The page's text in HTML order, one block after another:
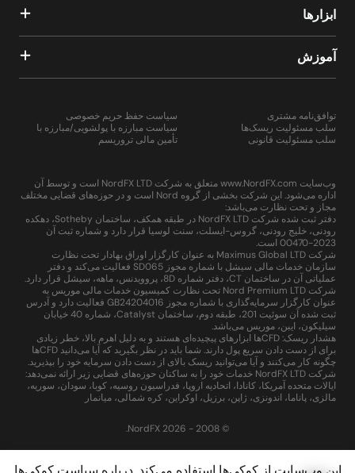
ابزارها
آموزش
توافق‌نامه مشتری
سلب مسئولیت ریسک‌ها
سلب مسئولیت قانونی
سیاست حفظ حریم خصوصی
سیاست مبارزه با پولشویی/مبارزه با
تأمین مالی تروریسم
وب‌سایت www.NordFX.com متعلق به شرکت NordFX LTD است و توسط آن
اداره می‌شود. این شرکت بخشی از گروه Nord است و در حوزه‌های قضایی مختلف
مجاز و تحت نظارت می‌باشد:
دفتر ثبت شده شرکت NordFX LTD در طبقه همکف، ساختمان Sotheby، دهکده
رودنی، خلیج رودنی، گروس-ایسلت، سنت لوسیا قرار دارد و شماره ثبت آن
2023-00470 است.
شرکت Maximus Global LTD به عنوان کارگزار اوراق بهادار تحت نظارت
سازمان خدمات مالی سیشل با شماره مجوز SD065 فعالیت می‌کند و دفتر
عملیاتی آن در ساختمان CT، دفتر شماره 8D، پروویدنس، ماهه، سیشل قرار دارد.
شرکت Nord Premium LTD تحت نظارت کمیسیون خدمات مالی موریس به
عنوان کارگزار سرمایه‌گذاری با شماره مجوز GB24204016 فعالیت دارد و آدرس
ثبت شده آن سوئیت 201، طبقه دوم، ساختمان Catalyst، شماره 40 خیابان
سیلیکون، ایبن، موریس می‌باشد.
هشدار ریسک: CFDها ابزارهای پیچیده‌ای هستند و به دلیل اهرم بالا، خطر زیادی
برای از دست دادن سریع پول دارند. شما باید در نظر بگیرید که آیا می‌دانید CFDها
چگونه کار می‌کنند و آیا می‌توانید ریسک بالای از دست دادن سرمایه خود را بپذیرید.
شرکت NordFX LTD خدمات خود را به ساکنان حوزه‌های قضایی زیر ارائه نمی‌دهد:
ایالات متحده آمریکا، کانادا، اتحادیه اروپا، فدراسیون روسیه، کوبا، سودان، سوریه،
مالزی، پاناما، اندونزی، ژاپن، برزیل، اوکراین، کره شمالی، میانمار
© 2008 - 2026 NordFX.